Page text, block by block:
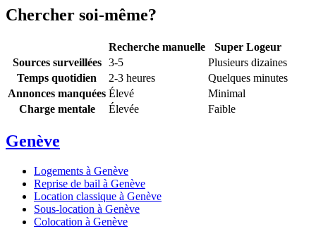
Chercher soi-même?
Recherche manuelle
Super Logeur
Sources surveillées
3-5
Plusieurs dizaines
Temps quotidien
2-3 heures
Quelques minutes
Annonces manquées Élevé
Minimal
Charge mentale
Élevée Faible
Genève
Logements à Genève
Reprise de bail à Genève
Location classique à Genève
Sous-location à Genève
Colocation à Genève